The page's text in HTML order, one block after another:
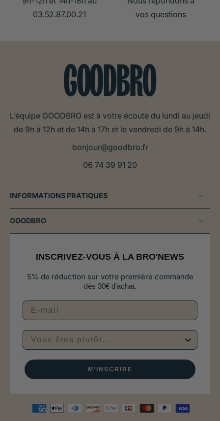
03.52.87.00.21
vos questions
L’équipe GOODBRO est à votre écoute du lundi au jeudi
de 9h à 12h et de 14h à 17h et le vendredi de 9h à 14h.
bonjour@goodbro.fr
06 74 39 91 20
INFORMATIONS PRATIQUES
GOODBRO
INSCRIVEZ-VOUS À LA BRO'NEWS
5% de réduction sur votre première commande
dès 30€ d'achat.
Vous êtes plutôt...
M’INSCRIRE